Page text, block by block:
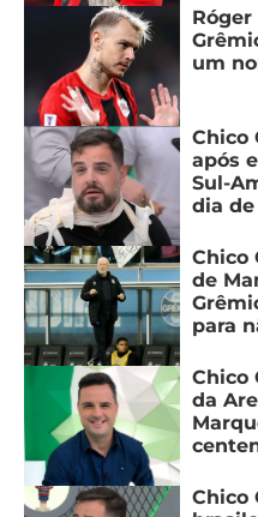
um
Chico
após
Sul-
dia
Chico
de
para
Chico
da
Chico